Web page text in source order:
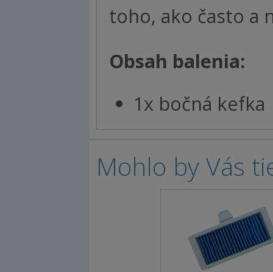
toho, ako často a
Obsah balenia:
1x bočná kefka
Mohlo by Vás